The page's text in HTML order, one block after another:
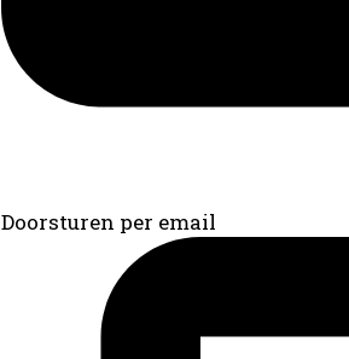
Doorsturen per email